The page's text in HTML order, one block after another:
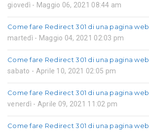
giovedì - Maggio 06, 2021 08:44 am
Come fare Redirect 301 di una pagina web
martedì - Maggio 04, 2021 02:03 pm
Come fare Redirect 301 di una pagina web
sabato - Aprile 10, 2021 02:05 pm
Come fare Redirect 301 di una pagina web
venerdì - Aprile 09, 2021 11:02 pm
Come fare Redirect 301 di una pagina web